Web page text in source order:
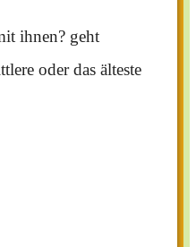
ihnen? geht
oder das älteste